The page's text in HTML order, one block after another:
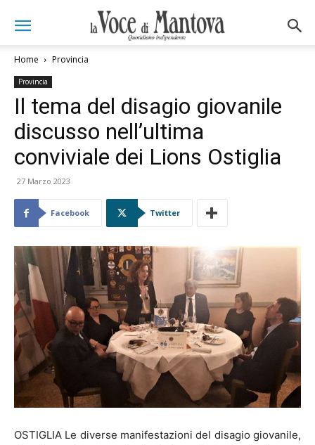
Home Provincia
Provincia
Il tema del disagio giovanile
discusso nell’ultima
conviviale dei Lions Ostiglia
27 Marzo 2023
Facebook Twitter
OSTIGLIA Le diverse manifestazioni del disagio giovanile,